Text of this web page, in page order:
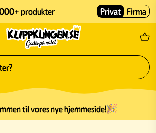
produkter Privat Firma
til vores nye hjemmeside!